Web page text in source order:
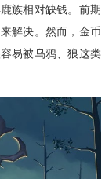
族相对缺钱。前期
解决。然而，金币
易被乌鸦、狼这类